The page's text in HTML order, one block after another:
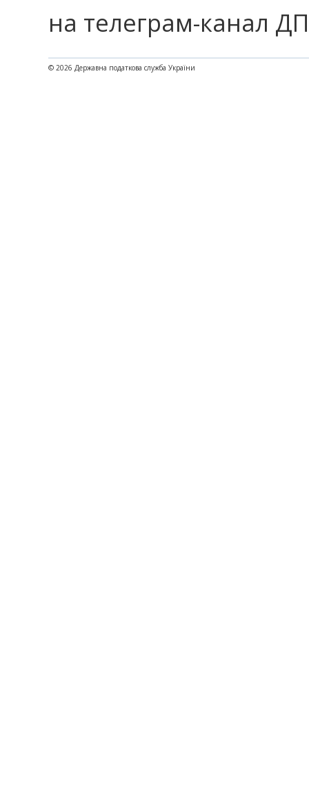
на телеграм-канал
© 2026 Державна податкова служба України